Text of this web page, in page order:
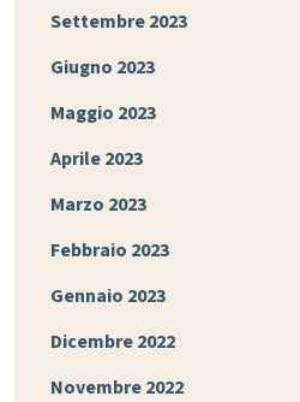
Settembre 2023
Giugno 2023
Maggio 2023
Aprile 2023
Marzo 2023
Febbraio 2023
Gennaio 2023
Dicembre 2022
Novembre 2022